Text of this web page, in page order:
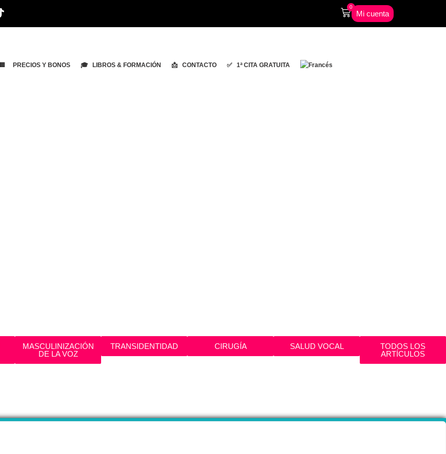
0
Mi cuenta
🟨 PRECIOS Y BONOS 🎓 LIBROS & FORMACIÓN 📩 CONTACTO ✅ 1ª CITA GRATUITA
MASCULINIZACIÓN
DE LA VOZ
TRANSIDENTIDAD CIRUGÍA SALUD VOCAL
TODOS LOS
ARTÍCULOS